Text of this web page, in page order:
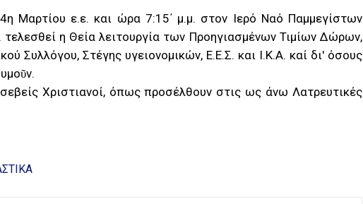
Μαρτίου ε.ε. και ώρα 7:15΄ μ.μ. στον Ιερό Ναό Παμμεγίστων
τελεσθεί η Θεία λειτουργία των Προηγιασμένων Τιμίων Δώρων,
Συλλόγου, Στέγης υγειονομικών, Ε.Ε.Σ. και Ι.Κ.Α. καί δι' όσους
Χριστιανοί, όπως προσέλθουν στις ως άνω Λατρευτικές